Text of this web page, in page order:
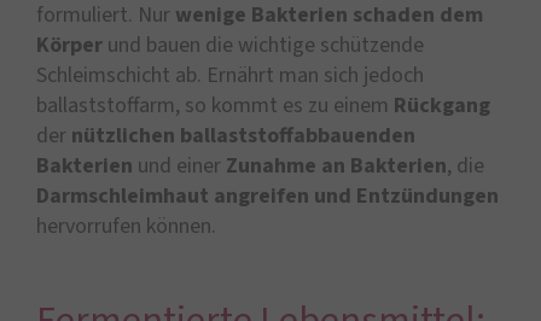
formuliert. Nur wenige Bakterien schaden dem
Körper und bauen die wichtige schützende
Schleimschicht ab. Ernährt man sich jedoch
ballaststoffarm, so kommt es zu einem Rückgang
der nützlichen ballaststoffabbauenden
Bakterien und einer Zunahme an Bakterien, die
Darmschleimhaut angreifen und Entzündungen
hervorrufen können.